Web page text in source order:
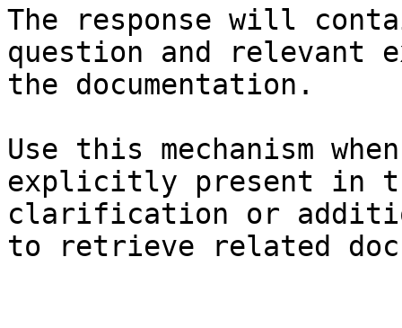
The response will
question and relevant
the documentation.
Use this mechanism
explicitly present in
clarification or